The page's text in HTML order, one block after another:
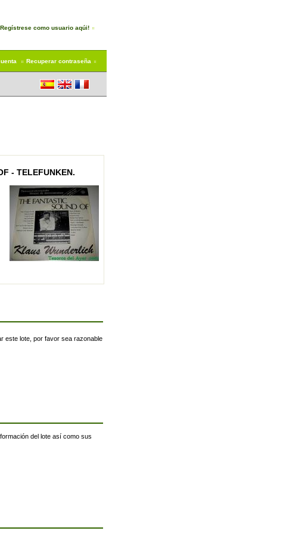
Regístrese como usuario aqúi!
Recuperar contraseña
- TELEFUNKEN.
este lote, por favor sea razonable
del lote así como sus